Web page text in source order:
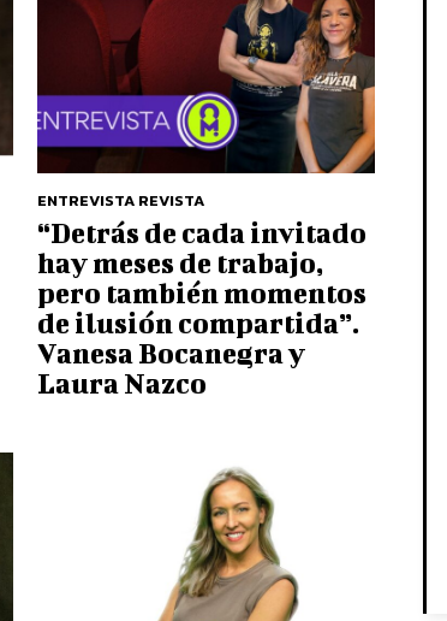
ENTREVISTA REVISTA
“Detrás de cada invitado
hay meses de trabajo,
pero también momentos
de ilusión compartida”.
Vanesa Bocanegra y
Laura Nazco